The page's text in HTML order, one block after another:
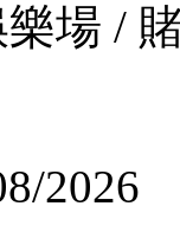
場 /
2026